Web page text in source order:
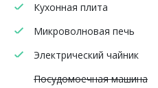
Кухонная плита
Микроволновая печь
Электрический чайник
Посудомоечная машина